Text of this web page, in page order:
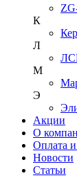
К
Л
М
Э
Акции
О
Оплата и
Новости
Статьи